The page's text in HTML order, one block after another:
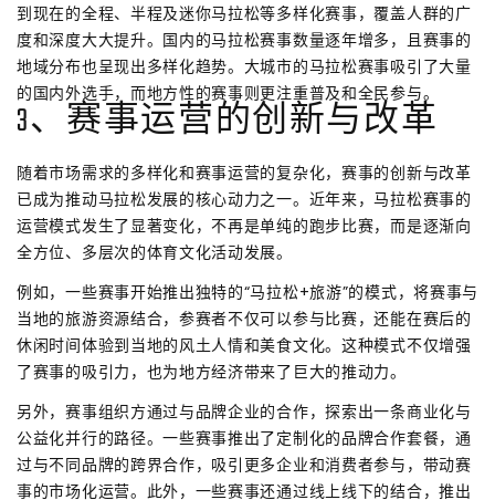
到现在的全程、半程及迷你马拉松等多样化赛事，覆盖人群的广
度和深度大大提升。国内的马拉松赛事数量逐年增多，且赛事的
地域分布也呈现出多样化趋势。大城市的马拉松赛事吸引了大量
的国内外选手，而地方性的赛事则更注重普及和全民参与。
3、赛事运营的创新与改革
随着市场需求的多样化和赛事运营的复杂化，赛事的创新与改革
已成为推动马拉松发展的核心动力之一。近年来，马拉松赛事的
运营模式发生了显著变化，不再是单纯的跑步比赛，而是逐渐向
全方位、多层次的体育文化活动发展。
例如，一些赛事开始推出独特的“马拉松+旅游”的模式，将赛事与
当地的旅游资源结合，参赛者不仅可以参与比赛，还能在赛后的
休闲时间体验到当地的风土人情和美食文化。这种模式不仅增强
了赛事的吸引力，也为地方经济带来了巨大的推动力。
另外，赛事组织方通过与品牌企业的合作，探索出一条商业化与
公益化并行的路径。一些赛事推出了定制化的品牌合作套餐，通
过与不同品牌的跨界合作，吸引更多企业和消费者参与，带动赛
事的市场化运营。此外，一些赛事还通过线上线下的结合，推出